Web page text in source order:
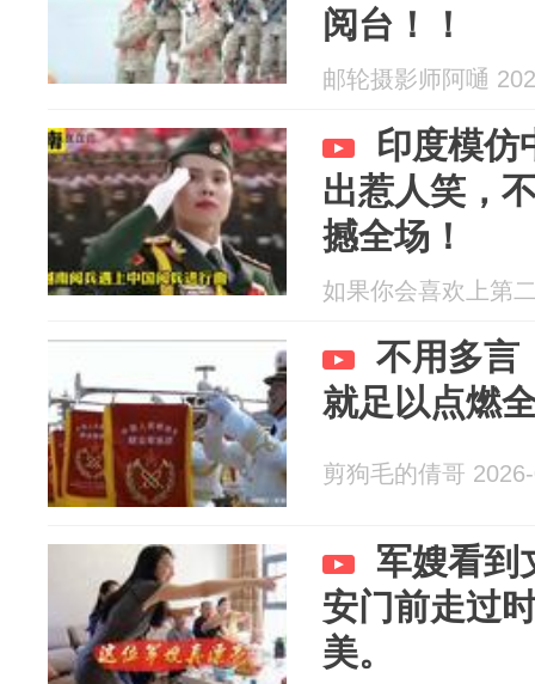
阅台！！
邮轮摄影师阿嗵
印度模仿
出惹人笑，
撼全场！
如果你会喜欢上第
不用多言
就足以点燃
剪狗毛的倩哥
军嫂看到
安门前走过
美。